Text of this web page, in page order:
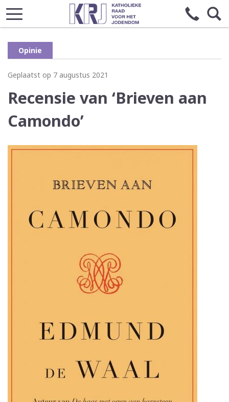
Opinie
Geplaatst op 7 augustus 2021
Recensie van ‘Brieven aan
Camondo’